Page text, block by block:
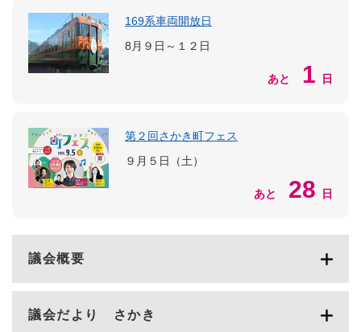
169系車両開放日
8月９日～１２日
あと 1 日
第２回さかき町フェス
９月５日（土）
あと 28 日
議会概要
議会だより さかき